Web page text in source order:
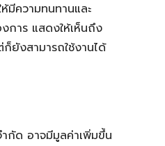
ความทนทานและ
การ แสดงให้เห็นถึง
ยังสามารถใช้งานได้
ำกัด อาจมีมูลค่าเพิ่มขึ้น